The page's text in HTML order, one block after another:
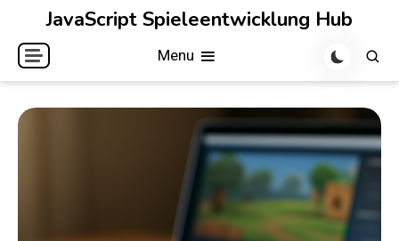
content
JavaScript Spieleentwicklung Hub
Menu